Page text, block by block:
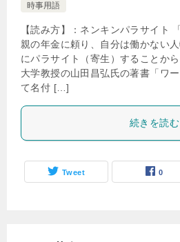
時事用語
【読み方】：ネンキンパラサイト
親の年金に頼り、自分は働かない
にパラサイト（寄生）することか
大学教授の山田昌弘氏の著書「ワ
て名付 […]
続きを読む
Tweet 0